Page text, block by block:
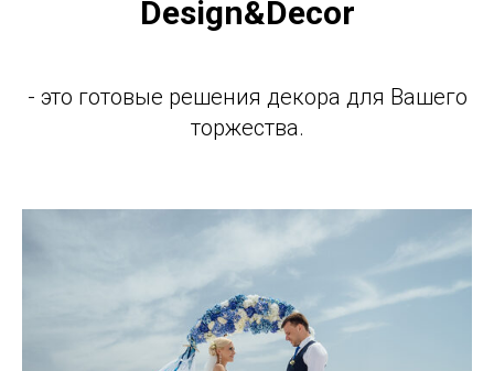
Design&Decor
- это готовые решения декора для Вашего
торжества.